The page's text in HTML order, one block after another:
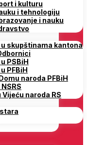
i kulturu
i tehnologiju
i nauku
skupštinama kantona
PSBiH
PFBiH
naroda PFBiH
naroda RS